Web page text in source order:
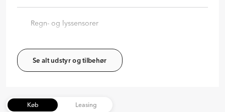
Regn- og lyssensorer
Se alt udstyr og tilbehør
Køb Leasing